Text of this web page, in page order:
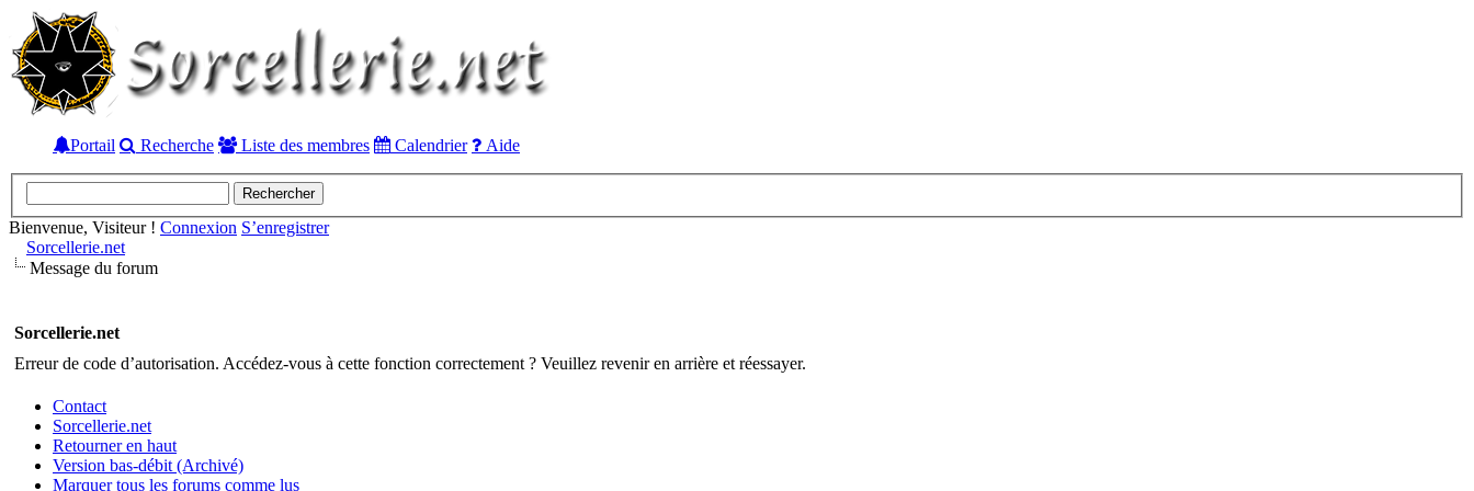
Portail Recherche Liste des membres Calendrier Aide
Bienvenue, Visiteur ! Connexion S’enregistrer
Sorcellerie.net
Message du forum
Sorcellerie.net
Erreur de code d’autorisation. Accédez-vous à cette fonction correctement ? Veuillez revenir en arrière et réessayer.
Contact
Sorcellerie.net
Retourner en haut
Version bas-débit (Archivé)
Marquer tous les forums comme lus